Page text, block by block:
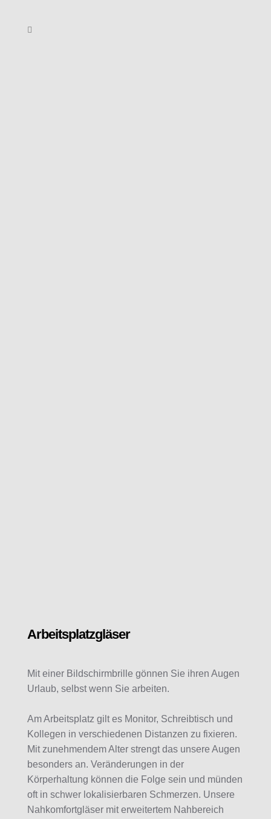
Arbeitsplatzgläser
Mit einer Bildschirmbrille gönnen Sie ihren Augen
Urlaub, selbst wenn Sie arbeiten.
Am Arbeitsplatz gilt es Monitor, Schreibtisch und
Kollegen in verschiedenen Distanzen zu fixieren.
Mit zunehmendem Alter strengt das unsere Augen
besonders an. Veränderungen in der
Körperhaltung können die Folge sein und münden
oft in schwer lokalisierbaren Schmerzen. Unsere
Nahkomfortgläser mit erweitertem Nahbereich